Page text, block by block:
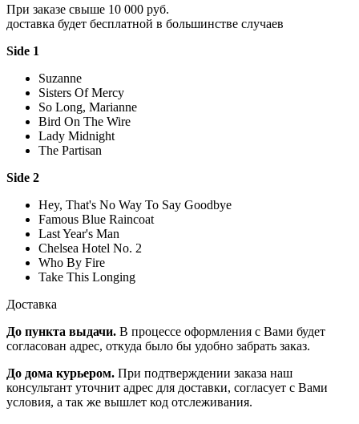
При заказе свыше 10 000 руб.
доставка будет бесплатной в большинстве случаев
Side 1
Suzanne
Sisters Of Mercy
So Long, Marianne
Bird On The Wire
Lady Midnight
The Partisan
Side 2
Hey, That's No Way To Say Goodbye
Famous Blue Raincoat
Last Year's Man
Chelsea Hotel No. 2
Who By Fire
Take This Longing
Доставка
До пункта выдачи. В процессе оформления с Вами будет
согласован адрес, откуда было бы удобно забрать заказ.
До дома курьером. При подтверждении заказа наш
консультант уточнит адрес для доставки, согласует с Вами
условия, а так же вышлет код отслеживания.